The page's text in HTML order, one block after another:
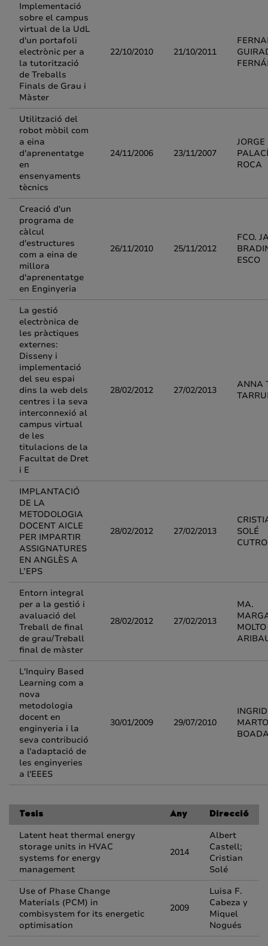
Implementació
sobre el campus
virtual de la UdL
d'un portafoli
electrònic per a
la tutorització
de Treballs
Finals de Grau i
Màster
22/10/2010 21/10/2011
Utilització del
robot mòbil com
a eina
d'aprenentatge
en
ensenyaments
tècnics
24/11/2006 23/11/2007
JORGE
ROCA
Creació d'un
programa de
càlcul
d'estructures
com a eina de
millora
d'aprenentatge
en Enginyeria
26/11/2010 25/11/2012
FCO.
ESCO
La gestió
electrònica de
les pràctiques
externes:
Disseny i
implementació
del seu espai
dins la web dels
centres i la seva
interconnexió al
campus virtual
de les
titulacions de la
Facultat de Dret
i E
28/02/2012 27/02/2013
ANNA
IMPLANTACIÓ
DE LA
METODOLOGIA
DOCENT AICLE
PER IMPARTIR
ASSIGNATURES
EN ANGLÈS A
L’EPS
28/02/2012 27/02/2013
SOLÉ
Entorn integral
per a la gestió i
avaluació del
Treball de final
de grau/Treball
final de màster
28/02/2012 27/02/2013
MA.
MOLTO
L'Inquiry Based
Learning com a
nova
metodologia
docent en
enginyeria i la
seva contribució
a l'adaptació de
les enginyeries
a l'EEES
30/01/2009 29/07/2010
INGRID
Tesis Any Direcció
Latent heat thermal energy
storage units in HVAC
systems for energy
management
2014
Albert
Castell;
Cristian
Solé
Use of Phase Change
Materials (PCM) in
combisystem for its energetic
optimisation
2009
Luisa F.
Cabeza y
Miquel
Nogués